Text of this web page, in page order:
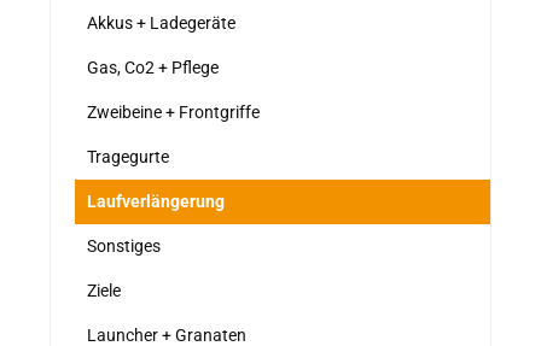
Akkus + Ladegeräte
Gas, Co2 + Pflege
Zweibeine + Frontgriffe
Tragegurte
Laufverlängerung
Sonstiges
Ziele
Launcher + Granaten